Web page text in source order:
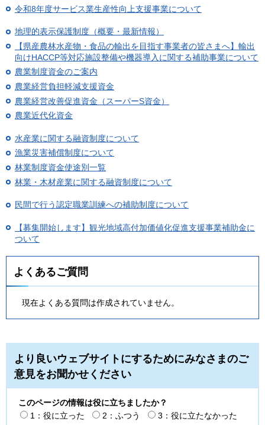
令和8年度サービス業生産性向上支援事業について
地理的表示保護制度（概要・最新情報）
【県産農林水産物・食品の輸出を目指す事業者の皆さまへ】輸出
向けHACCP等対応施設整備や機器導入に関する補助事業について
農業制度資金のご案内
農業経営負担軽減支援資金
農業経営改善促進資金（スーパーS資金）
農業近代化資金
水産業に関する融資制度について
漁業災害補償制度について
林業制度資金使途別一覧
林業・木材産業に関する融資制度について
民間で行う認定職業訓練への補助制度について
【募集開始します】観光地域高付加価値化促進支援事業補助金に
ついて
よくあるご質問
現在よくある質問は作成されていません。
より良いウェブサイトにするためにみなさまのご
意見をお聞かせください
このページの情報は役に立ちましたか？
1：役に立った
2：ふつう
3：役に立たなかった